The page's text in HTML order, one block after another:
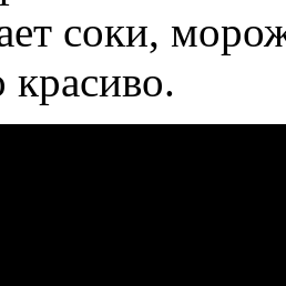
соки,
красиво.